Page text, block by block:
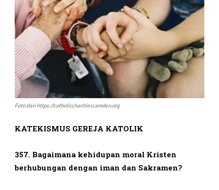
Foto dari https://catholiccharitiescamden.org
KATEKISMUS GEREJA KATOLIK
357. Bagaimana kehidupan moral Kristen
berhubungan dengan iman dan Sakramen?